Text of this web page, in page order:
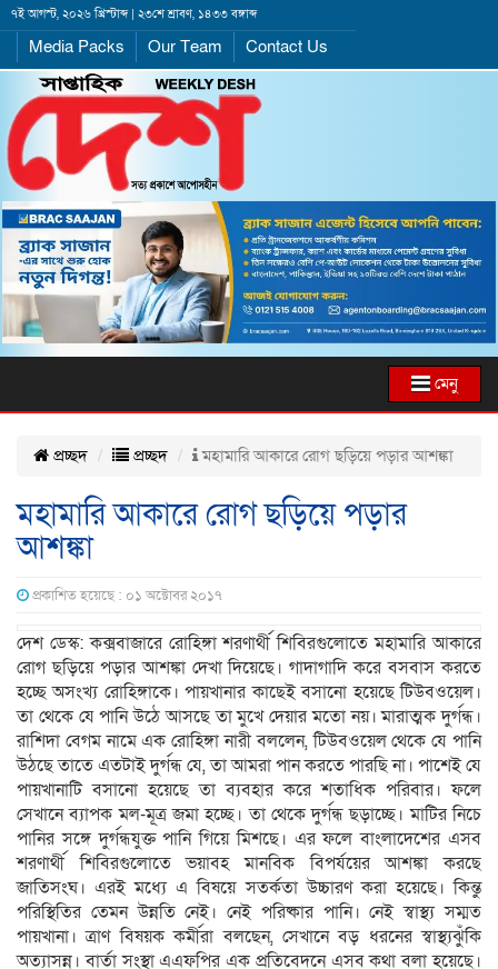
৭ই আগস্ট, ২০২৬ খ্রিস্টাব্দ | ২৩শে শ্রাবণ, ১৪৩৩ বঙ্গাব্দ
Media Packs Our Team Contact Us
মেনু
প্রচ্ছদ প্রচ্ছদ মহামারি আকারে রোগ ছড়িয়ে পড়ার আশঙ্কা
মহামারি আকারে রোগ ছড়িয়ে পড়ার
আশঙ্কা
প্রকাশিত হয়েছে : ০১ অক্টোবর ২০১৭
দেশ ডেস্ক: কক্সবাজারে রোহিঙ্গা শরণার্থী শিবিরগুলোতে মহামারি আকারে
রোগ ছড়িয়ে পড়ার আশঙ্কা দেখা দিয়েছে। গাদাগাদি করে বসবাস করতে
হচ্ছে অসংখ্য রোহিঙ্গাকে। পায়খানার কাছেই বসানো হয়েছে টিউবওয়েল।
তা থেকে যে পানি উঠে আসছে তা মুখে দেয়ার মতো নয়। মারাত্মক দুর্গন্ধ।
রাশিদা বেগম নামে এক রোহিঙ্গা নারী বললেন, টিউবওয়েল থেকে যে পানি
উঠছে তাতে এতটাই দুর্গন্ধ যে, তা আমরা পান করতে পারছি না। পাশেই যে
পায়খানাটি বসানো হয়েছে তা ব্যবহার করে শতাধিক পরিবার। ফলে
সেখানে ব্যাপক মল-মূত্র জমা হচ্ছে। তা থেকে দুর্গন্ধ ছড়াচ্ছে। মাটির নিচে
পানির সঙ্গে দুর্গন্ধযুক্ত পানি গিয়ে মিশছে। এর ফলে বাংলাদেশের এসব
শরণার্থী শিবিরগুলোতে ভয়াবহ মানবিক বিপর্যয়ের আশঙ্কা করছে
জাতিসংঘ। এরই মধ্যে এ বিষয়ে সতর্কতা উচ্চারণ করা হয়েছে। কিন্তু
পরিস্থিতির তেমন উন্নতি নেই। নেই পরিষ্কার পানি। নেই স্বাস্থ্য সম্মত
পায়খানা। ত্রাণ বিষয়ক কর্মীরা বলছেন, সেখানে বড় ধরনের স্বাস্থ্যঝুঁকি
অত্যাসন্ন। বার্তা সংস্থা এএফপির এক প্রতিবেদনে এসব কথা বলা হয়েছে।